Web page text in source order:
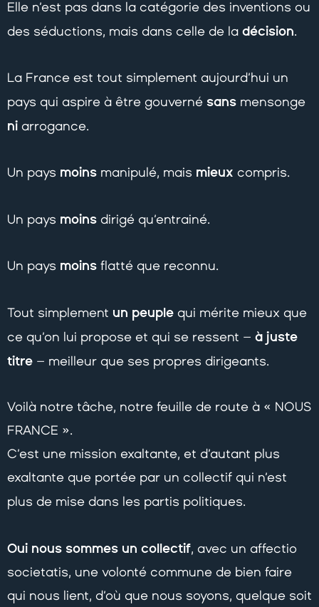
Elle n’est pas dans la catégorie des inventions ou
des séductions, mais dans celle de la décision.
La France est tout simplement aujourd’hui un
pays qui aspire à être gouverné sans mensonge
ni arrogance.
Un pays moins manipulé, mais mieux compris.
Un pays moins dirigé qu’entrainé.
Un pays moins flatté que reconnu.
Tout simplement un peuple qui mérite mieux que
ce qu’on lui propose et qui se ressent – à juste
titre – meilleur que ses propres dirigeants.
Voilà notre tâche, notre feuille de route à « NOUS
FRANCE ».
C’est une mission exaltante, et d’autant plus
exaltante que portée par un collectif qui n’est
plus de mise dans les partis politiques.
Oui nous sommes un collectif, avec un affectio
societatis, une volonté commune de bien faire
qui nous lient, d’où que nous soyons, quelque soit